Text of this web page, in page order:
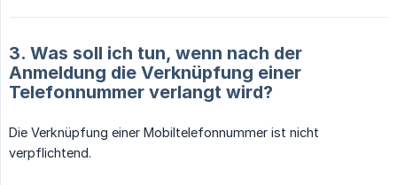
3. Was soll ich tun, wenn nach der
Anmeldung die Verknüpfung einer
Telefonnummer verlangt wird?
Die Verknüpfung einer Mobiltelefonnummer ist nicht
verpflichtend.